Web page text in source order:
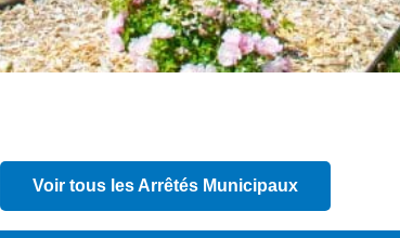
Voir tous les Arrêtés Municipaux